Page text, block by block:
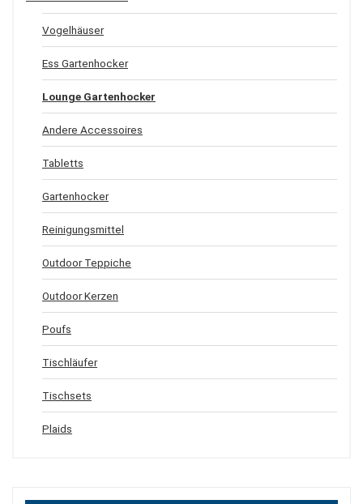
Vogelhäuser
Ess Gartenhocker
Lounge Gartenhocker
Andere Accessoires
Tabletts
Gartenhocker
Reinigungsmittel
Outdoor Teppiche
Outdoor Kerzen
Poufs
Tischläufer
Tischsets
Plaids